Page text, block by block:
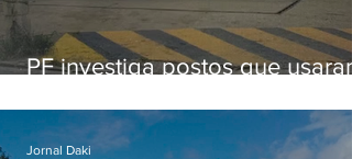
PF investiga postos que usaram
secretário morto em 2020
Jornal Daki